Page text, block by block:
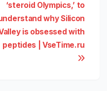
‘steroid Olympics,’ to
why Silicon
is obsessed with
peptides | VseTime.ru